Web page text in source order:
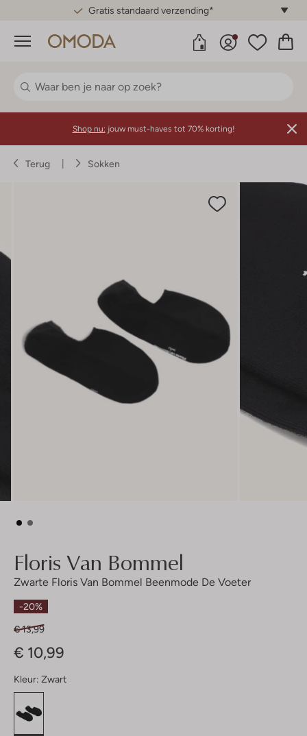
Gratis standaard verzending*
Menu
Shop nu: jouw must-haves tot 70% korting!
Terug Sokken
Floris Van Bommel
Zwarte Floris Van Bommel Beenmode De Voeter
-20%
€ 13,99
€ 10,99
Kleur: Zwart